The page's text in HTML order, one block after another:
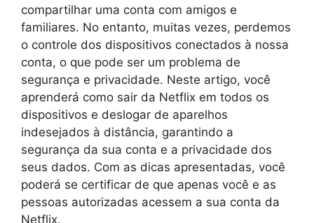
compartilhar uma conta com amigos e
familiares. No entanto, muitas vezes, perdemos
o controle dos dispositivos conectados à nossa
conta, o que pode ser um problema de
segurança e privacidade. Neste artigo, você
aprenderá como sair da Netflix em todos os
dispositivos e deslogar de aparelhos
indesejados à distância, garantindo a
segurança da sua conta e a privacidade dos
seus dados. Com as dicas apresentadas, você
poderá se certificar de que apenas você e as
pessoas autorizadas acessem a sua conta da
Netflix.